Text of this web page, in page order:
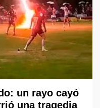
un rayo cayó
una tragedia